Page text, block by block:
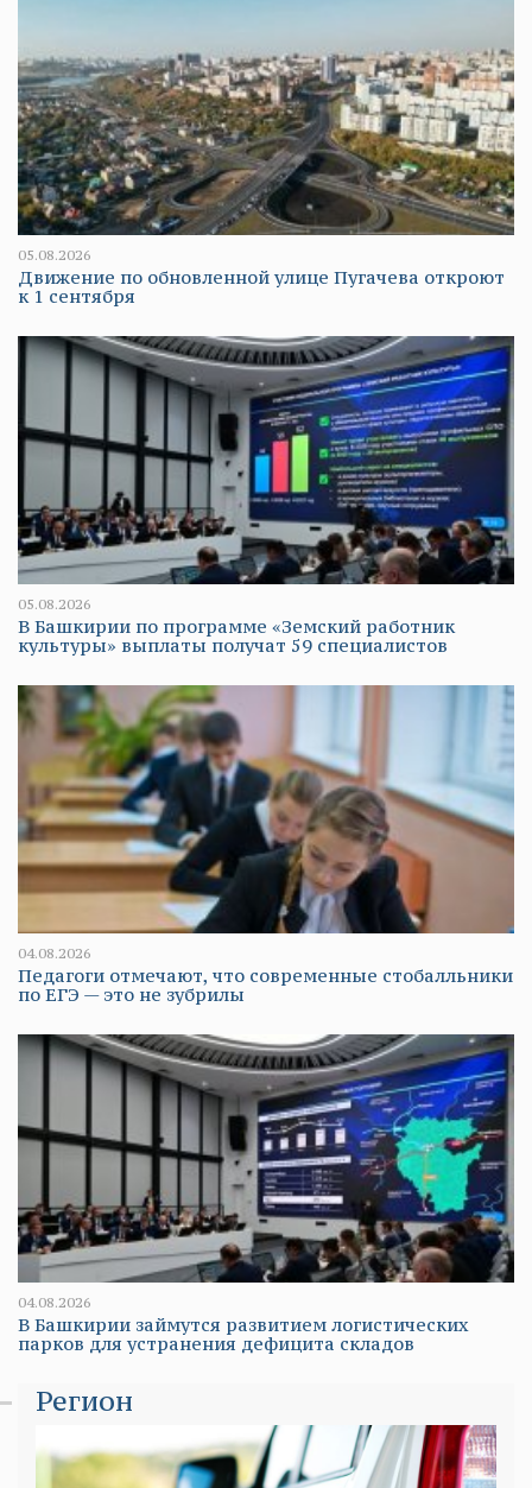
05.08.2026
Движение по обновленной улице Пугачева откроют
к 1 сентября
05.08.2026
В Башкирии по программе «Земский работник
культуры» выплаты получат 59 специалистов
04.08.2026
Педагоги отмечают, что современные стобалльники
по ЕГЭ — это не зубрилы
04.08.2026
В Башкирии займутся развитием логистических
парков для устранения дефицита складов
Регион